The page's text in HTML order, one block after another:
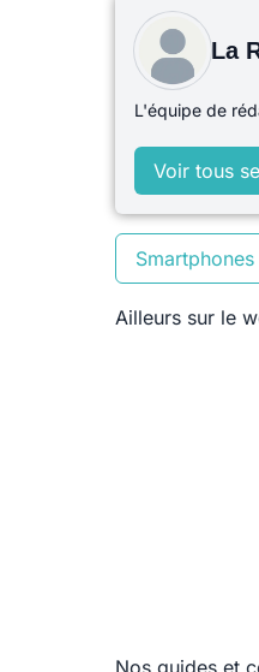
La
L'équipe de
Voir tous
Smartphones
Ailleurs sur le
Nos guides et